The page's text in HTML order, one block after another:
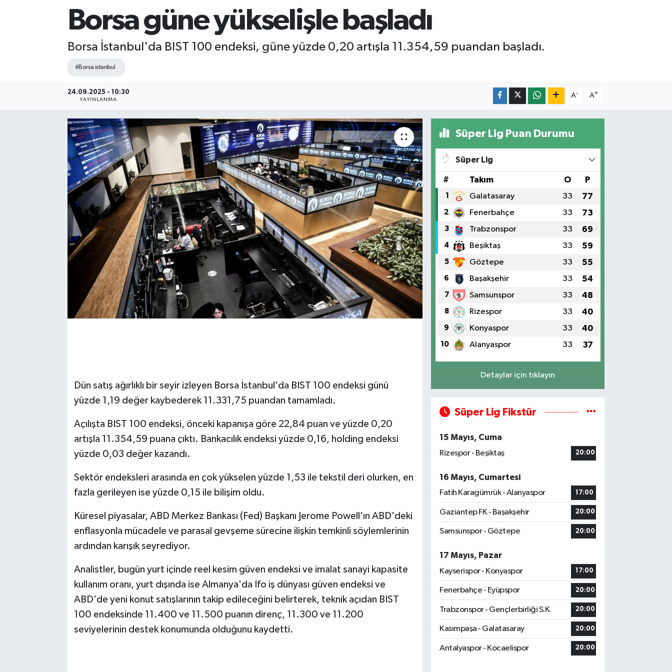
Borsa güne yükselişle başladı
Borsa İstanbul'da BIST 100 endeksi, güne yüzde 0,20 artışla 11.354,59 puandan başladı.
#Borsa istanbul
24.09.2025 - 10:30
YAYINLANMA
A- A+
Dün satış ağırlıklı bir seyir izleyen Borsa İstanbul'da BIST 100 endeksi günü
yüzde 1,19 değer kaybederek 11.331,75 puandan tamamladı.
Açılışta BIST 100 endeksi, önceki kapanışa göre 22,84 puan ve yüzde 0,20
artışla 11.354,59 puana çıktı. Bankacılık endeksi yüzde 0,16, holding endeksi
yüzde 0,03 değer kazandı.
Sektör endeksleri arasında en çok yükselen yüzde 1,53 ile tekstil deri olurken, en
fazla gerileyen ise yüzde 0,15 ile bilişim oldu.
Küresel piyasalar, ABD Merkez Bankası (Fed) Başkanı Jerome Powell'ın ABD'deki
enflasyonla mücadele ve parasal gevşeme sürecine ilişkin temkinli söylemlerinin
ardından karışık seyrediyor.
Analistler, bugün yurt içinde reel kesim güven endeksi ve imalat sanayi kapasite
kullanım oranı, yurt dışında ise Almanya'da Ifo iş dünyası güven endeksi ve
ABD'de yeni konut satışlarının takip edileceğini belirterek, teknik açıdan BIST
100 endeksinde 11.400 ve 11.500 puanın direnç, 11.300 ve 11.200
seviyelerinin destek konumunda olduğunu kaydetti.
Süper Lig Puan Durumu
Süper Lig
# Takım O P
1 Galatasaray 33 77
2 Fenerbahçe 33 73
3 Trabzonspor 33 69
4 Beşiktaş 33 59
5 Göztepe 33 55
6 Başakşehir 33 54
7 Samsunspor 33 48
8 Rizespor 33 40
9 Konyaspor 33 40
10 Alanyaspor 33 37
Detaylar için tıklayın
Süper Lig Fikstür
15 Mayıs, Cuma
Rizespor - Beşiktaş
20:00
16 Mayıs, Cumartesi
Fatih Karagümrük - Alanyaspor
17:00
Gaziantep FK - Başakşehir 20:00
Samsunspor - Göztepe 20:00
17 Mayıs, Pazar
Kayserispor - Konyaspor
17:00
Fenerbahçe - Eyüpspor 20:00
Trabzonspor - Gençlerbirliği S.K. 20:00
Kasımpaşa - Galatasaray 20:00
Antalyaspor - Kocaelispor 20:00